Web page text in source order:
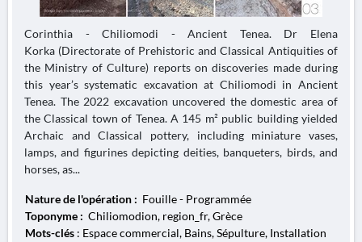
Corinthia - Chiliomodi - Ancient Tenea. Dr Elena
Korka (Directorate of Prehistoric and Classical Antiquities of
the Ministry of Culture) reports on discoveries made during
this year’s systematic excavation at Chiliomodi in Ancient
Tenea. The 2022 excavation uncovered the domestic area of
the Classical town of Tenea. A 145 m² public building yielded
Archaic and Classical pottery, including miniature vases,
lamps, and figurines depicting deities, banqueters, birds, and
horses, as...
Nature de l'opération : Fouille - Programmée
Toponyme : Chiliomodion, region_fr, Grèce
Mots-clés : Espace commercial, Bains, Sépulture, Installation